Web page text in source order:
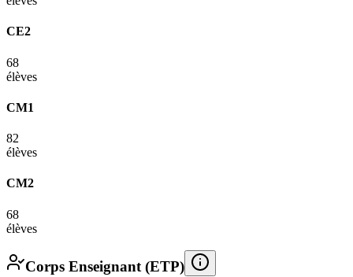
CE2
68
élèves
CM1
82
élèves
CM2
68
élèves
Corps Enseignant (ETP)